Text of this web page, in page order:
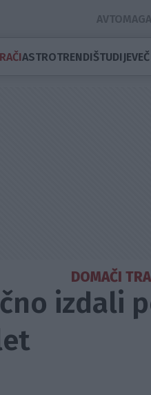
ASTROTRENDIŠTUDIJEVEČ
DOMAČI
izdali